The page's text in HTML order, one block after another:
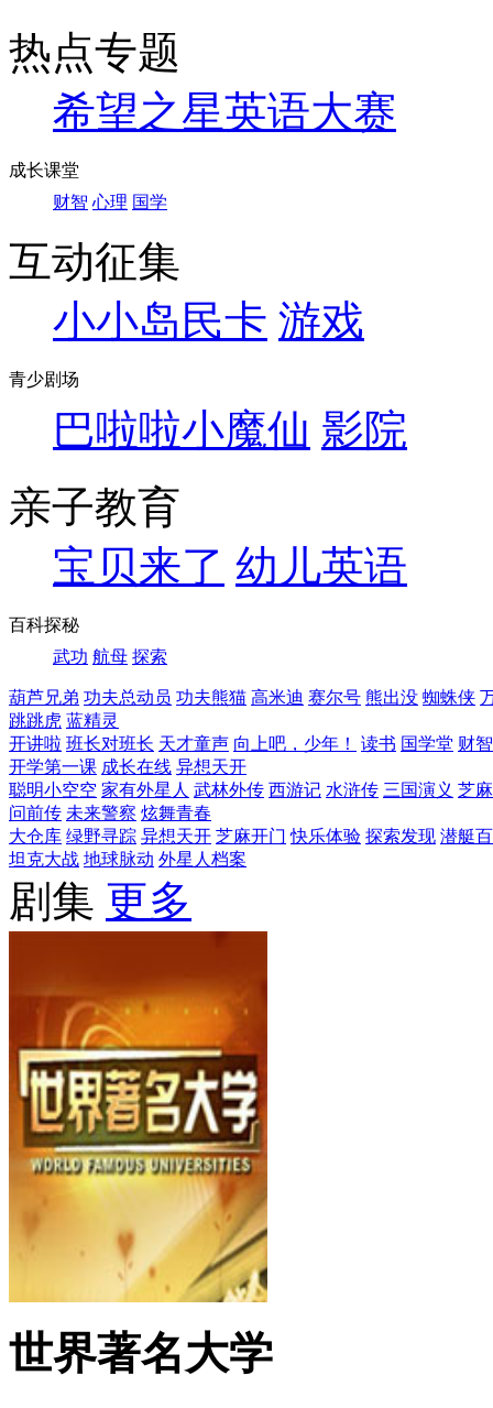
热点专题
希望之星英语大赛
成长课堂
财智 心理 国学
互动征集
小小岛民卡 游戏
青少剧场
巴啦啦小魔仙 影院
亲子教育
宝贝来了 幼儿英语
百科探秘
武功 航母 探索
葫芦兄弟 功夫总动员 功夫熊猫 高米迪 赛尔号 熊出没 蜘蛛侠
跳跳虎 蓝精灵
开讲啦 班长对班长 天才童声 向上吧，少年！ 读书 国学堂 财
开学第一课 成长在线 异想天开
聪明小空空 家有外星人 武林外传 西游记 水浒传 三国演义 芝
问前传 未来警察 炫舞青春
大仓库 绿野寻踪 异想天开 芝麻开门 快乐体验 探索发现 潜艇
坦克大战 地球脉动 外星人档案
剧集 更多
世界著名大学